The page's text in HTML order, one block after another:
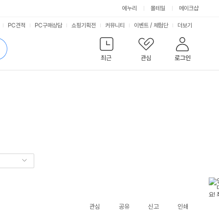
에누리 몰테일 메이크샵
최근
관심 로그인
PC견적 PC구매상담 쇼핑기획전 커뮤니티 이벤트 / 체험단 서
비
스
더보기
관심 공유 신고 인쇄